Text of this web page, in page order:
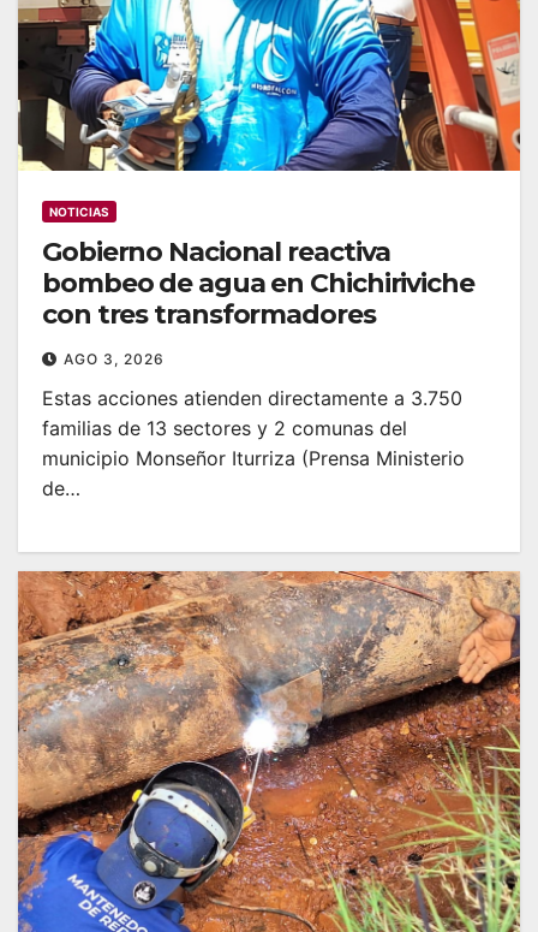
NOTICIAS
Gobierno Nacional reactiva
bombeo de agua en Chichiriviche
con tres transformadores
AGO 3, 2026
Estas acciones atienden directamente a 3.750
familias de 13 sectores y 2 comunas del
municipio Monseñor Iturriza (Prensa Ministerio
de…